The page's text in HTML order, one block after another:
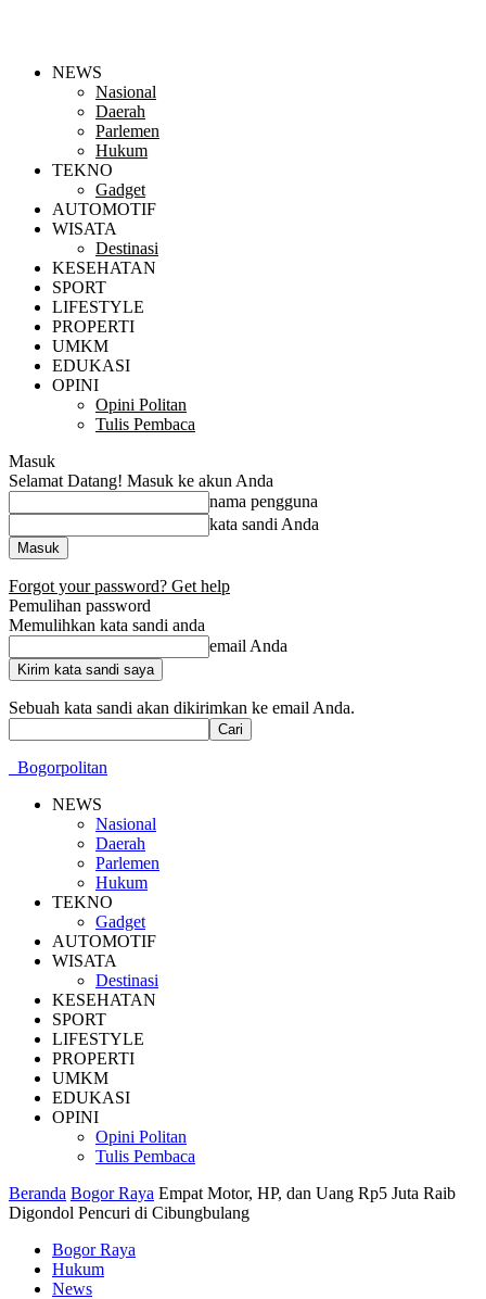
NEWS
Nasional
Daerah
Parlemen
Hukum
TEKNO
Gadget
AUTOMOTIF
WISATA
Destinasi
KESEHATAN
SPORT
LIFESTYLE
PROPERTI
UMKM
EDUKASI
OPINI
Opini Politan
Tulis Pembaca
Masuk
Selamat Datang! Masuk ke akun Anda
nama pengguna
kata sandi Anda
Forgot your password? Get help
Pemulihan password
Memulihkan kata sandi anda
email Anda
Sebuah kata sandi akan dikirimkan ke email Anda.
Bogorpolitan
NEWS
Nasional
Daerah
Parlemen
Hukum
TEKNO
Gadget
AUTOMOTIF
WISATA
Destinasi
KESEHATAN
SPORT
LIFESTYLE
PROPERTI
UMKM
EDUKASI
OPINI
Opini Politan
Tulis Pembaca
Beranda Bogor Raya Empat Motor, HP, dan Uang Rp5 Juta Raib
Digondol Pencuri di Cibungbulang
Bogor Raya
Hukum
News